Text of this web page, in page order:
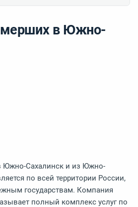
в Южно-
Южно-Сахалинск и из Южно-
по всей территории России,
государствам. Компания
полный комплекс услуг по